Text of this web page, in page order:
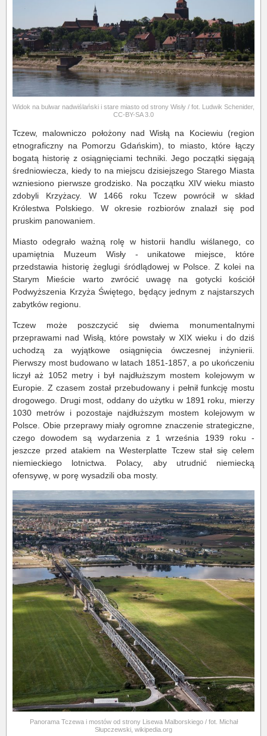
Widok na bulwar nadwiślański i stare miasto od strony Wisły / fot. Ludwik Schenider,
CC-BY-SA 3.0
Tczew, malowniczo położony nad Wisłą na Kociewiu (region
etnograficzny na Pomorzu Gdańskim), to miasto, które łączy
bogatą historię z osiągnięciami techniki. Jego początki sięgają
średniowiecza, kiedy to na miejscu dzisiejszego Starego Miasta
wzniesiono pierwsze grodzisko. Na początku XIV wieku miasto
zdobyli Krzyżacy. W 1466 roku Tczew powrócił w skład
Królestwa Polskiego. W okresie rozbiorów znalazł się pod
pruskim panowaniem.
Miasto odegrało ważną rolę w historii handlu wiślanego, co
upamiętnia Muzeum Wisły - unikatowe miejsce, które
przedstawia historię żeglugi śródlądowej w Polsce. Z kolei na
Starym Mieście warto zwrócić uwagę na gotycki kościół
Podwyższenia Krzyża Świętego, będący jednym z najstarszych
zabytków regionu.
Tczew może poszczycić się dwiema monumentalnymi
przeprawami nad Wisłą, które powstały w XIX wieku i do dziś
uchodzą za wyjątkowe osiągnięcia ówczesnej inżynierii.
Pierwszy most budowano w latach 1851-1857, a po ukończeniu
liczył aż 1052 metry i był najdłuższym mostem kolejowym w
Europie. Z czasem został przebudowany i pełnił funkcję mostu
drogowego. Drugi most, oddany do użytku w 1891 roku, mierzy
1030 metrów i pozostaje najdłuższym mostem kolejowym w
Polsce. Obie przeprawy miały ogromne znaczenie strategiczne,
czego dowodem są wydarzenia z 1 września 1939 roku -
jeszcze przed atakiem na Westerplatte Tczew stał się celem
niemieckiego lotnictwa. Polacy, aby utrudnić niemiecką
ofensywę, w porę wysadzili oba mosty.
Panorama Tczewa i mostów od strony Lisewa Malborskiego / fot. Michał
Słupczewski, wikipedia.org